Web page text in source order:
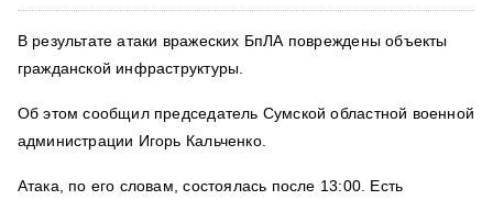
В результате атаки вражеских БпЛА повреждены объекты
гражданской инфраструктуры.
Об этом сообщил председатель Сумской областной военной
администрации Игорь Кальченко.
Атака, по его словам, состоялась после 13:00. Есть